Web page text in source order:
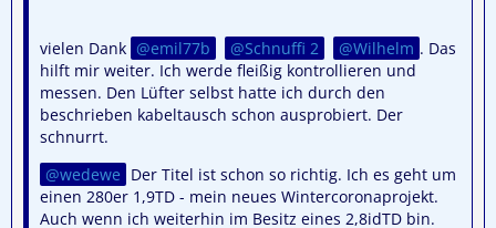
vielen Dank emil77b Schnuffi 2 Wilhelm . Das
hilft mir weiter. Ich werde fleißig kontrollieren und
messen. Den Lüfter selbst hatte ich durch den
beschrieben kabeltausch schon ausprobiert. Der
schnurrt.
wedewe Der Titel ist schon so richtig. Ich es geht um
einen 280er 1,9TD - mein neues Wintercoronaprojekt.
Auch wenn ich weiterhin im Besitz eines 2,8idTD bin.